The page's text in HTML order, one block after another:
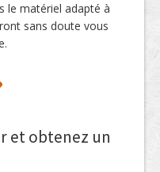
le matériel adapté à
sans doute vous
et obtenez un